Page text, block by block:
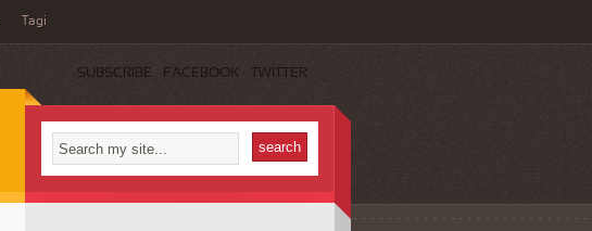
Tagi
SUBSCRIBE FACEBOOK TWITTER